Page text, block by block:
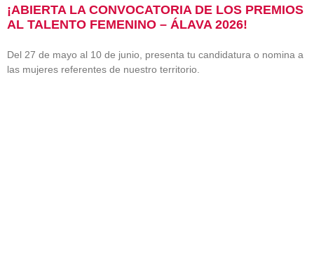
¡ABIERTA LA CONVOCATORIA DE LOS PREMIOS
AL TALENTO FEMENINO – ÁLAVA 2026!
Del 27 de mayo al 10 de junio, presenta tu candidatura o nomina a
las mujeres referentes de nuestro territorio.